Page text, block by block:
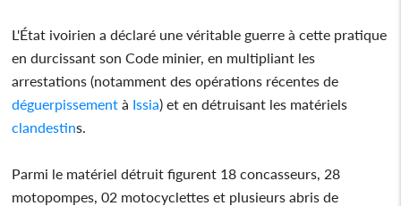
L'État ivoirien a déclaré une véritable guerre à cette pratique
en durcissant son Code minier, en multipliant les
arrestations (notamment des opérations récentes de
déguerpissement à Issia) et en détruisant les matériels
clandestins.
Parmi le matériel détruit figurent 18 concasseurs, 28
motopompes, 02 motocyclettes et plusieurs abris de